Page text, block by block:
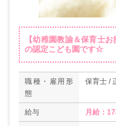
【幼稚園教諭＆保育士
の認定こども園です☆
職種・雇用形
態
保育士 /
給与 月給：